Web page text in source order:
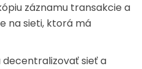
záznamu transakcie a
na sieti, ktorá má
decentralizovať sieť a